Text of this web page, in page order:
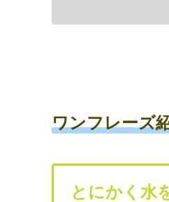
ワンフレーズ
とにかく水